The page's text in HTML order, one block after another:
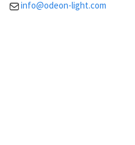
info@odeon-light.com